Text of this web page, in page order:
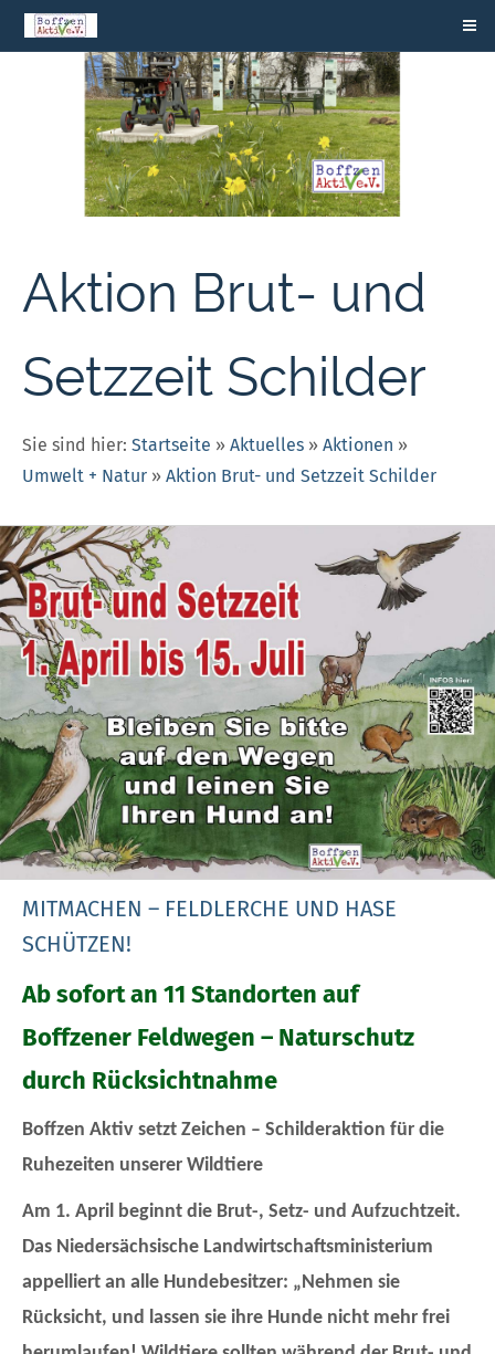
Aktion Brut- und
Setzzeit Schilder
Sie sind hier: Startseite » Aktuelles » Aktionen »
Umwelt + Natur » Aktion Brut- und Setzzeit Schilder
MITMACHEN – FELDLERCHE UND HASE
SCHÜTZEN!
Ab sofort an 11 Standorten auf
Boffzener Feldwegen – Naturschutz
durch Rücksichtnahme
Boffzen Aktiv setzt Zeichen – Schilderaktion für die
Ruhezeiten unserer Wildtiere
Am 1. April beginnt die Brut-, Setz- und Aufzuchtzeit.
Das Niedersächsische Landwirtschaftsministerium
appelliert an alle Hundebesitzer: „Nehmen sie
Rücksicht, und lassen sie ihre Hunde nicht mehr frei